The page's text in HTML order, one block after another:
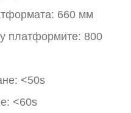
660 мм
платформите: 800
<50s
<60s